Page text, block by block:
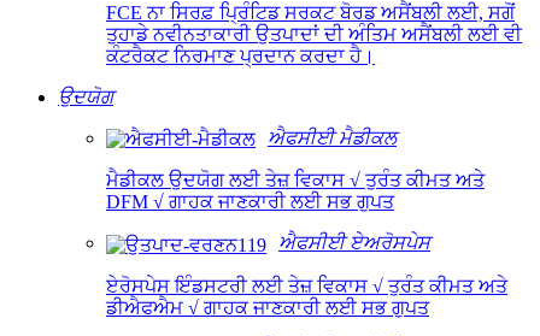
FCE ਨਾ ਸਿਰਫ਼ ਪ੍ਰਿੰਟਿਡ ਸਰਕਟ ਬੋਰਡ ਅਸੈਂਬਲੀ ਲਈ, ਸਗੋਂ
ਤੁਹਾਡੇ ਨਵੀਨਤਾਕਾਰੀ ਉਤਪਾਦਾਂ ਦੀ ਅੰਤਿਮ ਅਸੈਂਬਲੀ ਲਈ ਵੀ
ਕੰਟਰੈਕਟ ਨਿਰਮਾਣ ਪ੍ਰਦਾਨ ਕਰਦਾ ਹੈ।
ਉਦਯੋਗ
ਐਫਸੀਈ ਮੈਡੀਕਲ
ਮੈਡੀਕਲ ਉਦਯੋਗ ਲਈ ਤੇਜ਼ ਵਿਕਾਸ √ ਤੁਰੰਤ ਕੀਮਤ ਅਤੇ
DFM √ ਗਾਹਕ ਜਾਣਕਾਰੀ ਲਈ ਸਭ ਗੁਪਤ
ਐਫਸੀਈ ਏਅਰੋਸਪੇਸ
ਏਰੋਸਪੇਸ ਇੰਡਸਟਰੀ ਲਈ ਤੇਜ਼ ਵਿਕਾਸ √ ਤੁਰੰਤ ਕੀਮਤ ਅਤੇ
ਡੀਐਫਐਮ √ ਗਾਹਕ ਜਾਣਕਾਰੀ ਲਈ ਸਭ ਗੁਪਤ